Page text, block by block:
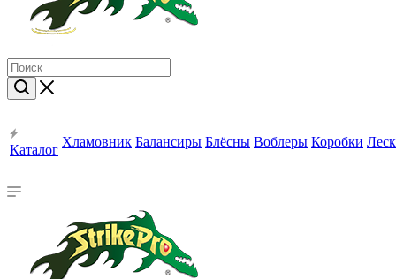
Каталог
Хламовник Балансиры Блёсны Воблеры Коробки